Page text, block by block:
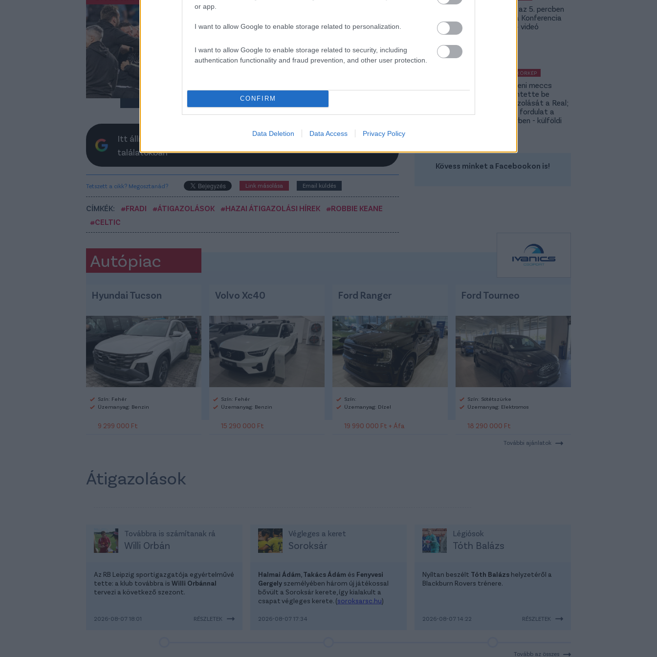
or app.
I want to allow Google to enable storage related to personalization.
I want to allow Google to enable storage related to security, including
authentication functionality and fraud prevention, and other user protection.
CONFIRM
Data Deletion Data Access Privacy Policy
Ő lehet a Borbély utódját kereső ETO
posztjára, amely a Ferencvároshoz igazoló Borbély
Balázs távozásával üresedett meg.
Itt állíthatod be, hogy a Csakfoci az elsők között legyen a Google-
találatokban
Tetszett a cikk? Megosztanád? Link másolása Email küldés
CÍMKÉK: #FRADI #ÁTIGAZOLÁSOK #HAZAI ÁTIGAZOLÁSI HÍREK
#ROBBIE KEANE
#CELTIC
Bolla már az 5. percben
betalált a Konferencia
Ligában – videó
KÜLFÖLDI KÖRKÉP
A Fradi elleni meccs
előtt jelentette be
rekordigazolását a Real;
hatalmas fordulat a
Rodri-ügyben - külföldi
Kövess minket a Facebookon is!
Autópiac
Hyundai Tucson
Szín: Fehér
Üzemanyag: Benzin
9 299 000 Ft
Volvo Xc40
Szín: Fehér
Üzemanyag: Benzin
15 290 000 Ft
Ford Ranger
Szín:
Üzemanyag: Dízel
19 990 000 Ft + Áfa
Ford Tourneo
Szín: Sötétszürke
Üzemanyag: Elektromos
18 290 000 Ft
További ajánlatok
Átigazolások
Továbbra is számítanak rá
Willi Orbán
Az RB Leipzig sportigazgatója egyértelművé
tette: a klub továbbra is Willi Orbánnal
tervezi a következő szezont.
2026-08-07 18:01 RÉSZLETEK
Végleges a keret
Soroksár
Halmai Ádám, Takács Ádám és Fenyvesi
Gergely személyében három új játékossal
bővült a Soroksár kerete, így kialakult a
csapat végleges kerete. (soroksarsc.hu)
2026-08-07 17:34
Légiósok
Tóth Balázs
Nyíltan beszélt Tóth Balázs helyzetéről a
Blackburn Rovers trénere.
2026-08-07 14:22 RÉSZLETEK
Tovább az összes